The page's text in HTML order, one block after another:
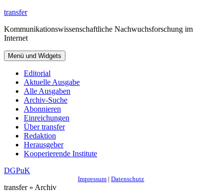
Zum
springen
transfer
Kommunikationswissenschaftliche Nachwuchsforschung im
Internet
Menü und Widgets
Editorial
Aktuelle Ausgabe
Alle Ausgaben
Archiv-Suche
Abonnieren
Einreichungen
Über transfer
Redaktion
Herausgeber
Kooperierende Institute
DGPuK
Impressum | Datenschutz
transfer » Archiv